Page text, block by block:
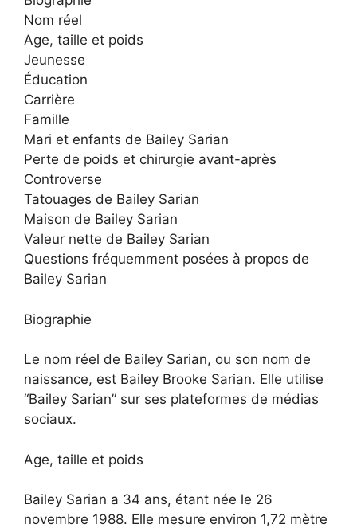
Nom réel
Age, taille et poids
Jeunesse
Éducation
Carrière
Famille
Mari et enfants de Bailey Sarian
Perte de poids et chirurgie avant-après
Controverse
Tatouages de Bailey Sarian
Maison de Bailey Sarian
Valeur nette de Bailey Sarian
Questions fréquemment posées à propos de
Bailey Sarian
Biographie
Le nom réel de Bailey Sarian, ou son nom de
naissance, est Bailey Brooke Sarian. Elle utilise
“Bailey Sarian” sur ses plateformes de médias
sociaux.
Age, taille et poids
Bailey Sarian a 34 ans, étant née le 26
novembre 1988. Elle mesure environ 1,72 mètre